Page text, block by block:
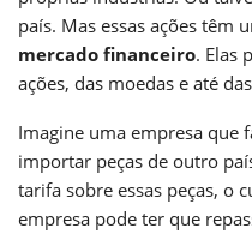
país. Mas essas ações têm
mercado financeiro. Elas
ações, das moedas e até
Imagine uma empresa que
importar peças de outro
tarifa sobre essas peças, o
empresa pode ter que